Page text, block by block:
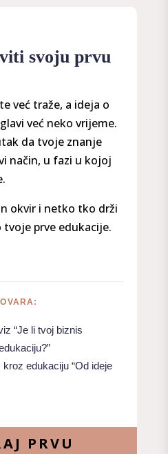
svoju prvu
već traže, a ideja o
već neko vrijeme.
da tvoje znanje
način, u fazi u kojoj
okvir i netko tko drži
prve edukacije.
“Je li tvoj biznis
edukaciju “Od ideje
PRVU